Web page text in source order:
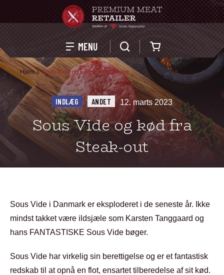
MENU
Hjem Sous Vide og kød fra Steak-out
INDLÆG ANDET 12. marts 2023
Sous Vide og kød fra
Steak-out
Sous Vide i Danmark er eksploderet i de seneste år. Ikke
mindst takket være ildsjæle som Karsten Tanggaard og
hans FANTASTISKE Sous Vide bøger.
Sous Vide har virkelig sin berettigelse og er et fantastisk
redskab til at opnå en flot, ensartet tilberedelse af sit kød.